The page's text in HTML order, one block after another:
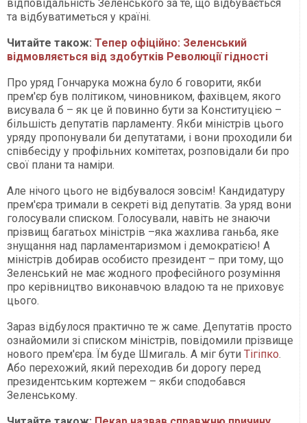
відповідальність Зеленського за те, що відбувається
та відбуватиметься у країні.
Читайте також: Тепер офіційно: Зеленський
відмовляється від здобутків Революції гідності
Про уряд Гончарука можна було б говорити, якби
прем'єр був політиком, чиновником, фахівцем, якого
висувала б – як це й повинно бути за Конституцією –
більшість депутатів парламенту. Якби міністрів цього
уряду пропонували би депутатами, і вони проходили би
співбесіду у профільних комітетах, розповідали би про
свої плани та наміри.
Але нічого цього не відбувалося зовсім! Кандидатуру
прем'єра тримали в секреті від депутатів. За уряд вони
голосували списком. Голосували, навіть не знаючи
прізвищ багатьох міністрів –яка жахлива ганьба, яке
знущання над парламентаризмом і демократією! А
міністрів добирав особисто президент – при тому, що
Зеленський не має жодного професійного розуміння
про керівництво виконавчою владою та не приховує
цього.
Зараз відбулося практично те ж саме. Депутатів просто
ознайомили зі списком міністрів, повідомили прізвище
нового прем'єра. Їм буде Шмигаль. А міг бути Тігіпко.
Або перехожий, який переходив би дорогу перед
президентським кортежем – якби сподобався
Зеленському.